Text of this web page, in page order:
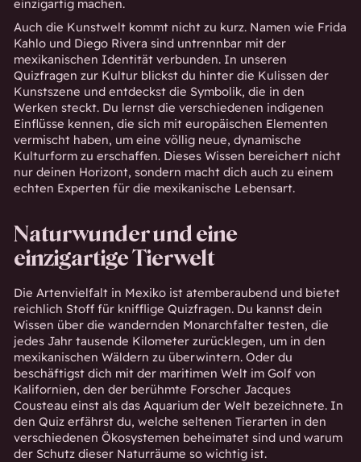
einzigartig machen.
Auch die Kunstwelt kommt nicht zu kurz. Namen wie Frida
Kahlo und Diego Rivera sind untrennbar mit der
mexikanischen Identität verbunden. In unseren
Quizfragen zur Kultur blickst du hinter die Kulissen der
Kunstszene und entdeckst die Symbolik, die in den
Werken steckt. Du lernst die verschiedenen indigenen
Einflüsse kennen, die sich mit europäischen Elementen
vermischt haben, um eine völlig neue, dynamische
Kulturform zu erschaffen. Dieses Wissen bereichert nicht
nur deinen Horizont, sondern macht dich auch zu einem
echten Experten für die mexikanische Lebensart.
Naturwunder und eine
einzigartige Tierwelt
Die Artenvielfalt in Mexiko ist atemberaubend und bietet
reichlich Stoff für knifflige Quizfragen. Du kannst dein
Wissen über die wandernden Monarchfalter testen, die
jedes Jahr tausende Kilometer zurücklegen, um in den
mexikanischen Wäldern zu überwintern. Oder du
beschäftigst dich mit der maritimen Welt im Golf von
Kalifornien, den der berühmte Forscher Jacques
Cousteau einst als das Aquarium der Welt bezeichnete. In
den Quiz erfährst du, welche seltenen Tierarten in den
verschiedenen Ökosystemen beheimatet sind und warum
der Schutz dieser Naturräume so wichtig ist.